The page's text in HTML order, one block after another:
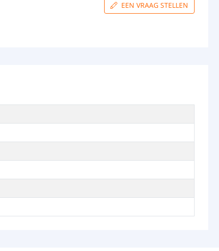
EEN VRAAG STELLEN